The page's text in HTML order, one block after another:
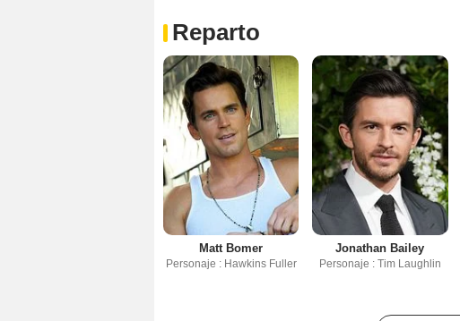
Reparto
Matt Bomer
Personaje : Hawkins Fuller
Jonathan Bailey
Personaje : Tim Laughlin